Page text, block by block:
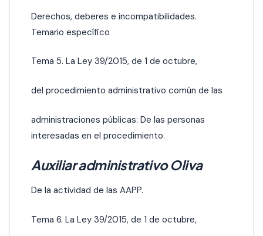
Derechos, deberes e incompatibilidades.
Temario específico
Tema 5. La Ley 39/2015, de 1 de octubre,
del procedimiento administrativo común de las
administraciones públicas: De las personas
interesadas en el procedimiento.
Auxiliar administrativo Oliva
De la actividad de las AAPP.
Tema 6. La Ley 39/2015, de 1 de octubre,